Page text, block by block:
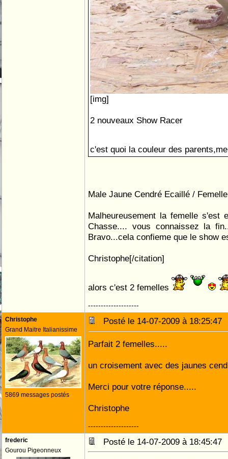
[img]
2 nouveaux Show Racer
c'est quoi la couleur des
Male Jaune Cendré Ecaillé /
Malheureusement la femelle s'est
Chasse.... vous connaissez la
Bravo...cela confieme que le show
Christophe[/citation]
alors c'est 2 femelles
--------------------
Christophe
Grand Maitre Italianissime
5869 messages postés
Posté le 14-07-2009 à
Parfait 2 femelles.....
un croisement avec des jaunes
Merci pour votre réponse.....
Christophe
--------------------
frederic
Gourou Pigeonneux
Posté le 14-07-2009 à